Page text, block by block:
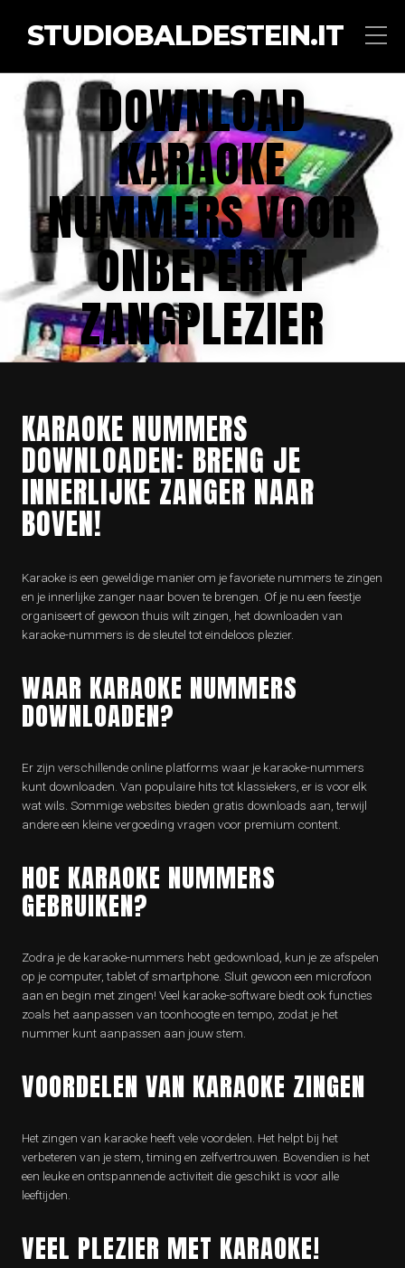
STUDIOBALDESTEIN.IT
DOWNLOAD
KARAOKE
NUMMERS VOOR
ONBEPERKT
ZANGPLEZIER
KARAOKE NUMMERS
DOWNLOADEN: BRENG JE
INNERLIJKE ZANGER NAAR
BOVEN!
Karaoke is een geweldige manier om je favoriete nummers te zingen
en je innerlijke zanger naar boven te brengen. Of je nu een feestje
organiseert of gewoon thuis wilt zingen, het downloaden van
karaoke-nummers is de sleutel tot eindeloos plezier.
WAAR KARAOKE NUMMERS
DOWNLOADEN?
Er zijn verschillende online platforms waar je karaoke-nummers
kunt downloaden. Van populaire hits tot klassiekers, er is voor elk
wat wils. Sommige websites bieden gratis downloads aan, terwijl
andere een kleine vergoeding vragen voor premium content.
HOE KARAOKE NUMMERS
GEBRUIKEN?
Zodra je de karaoke-nummers hebt gedownload, kun je ze afspelen
op je computer, tablet of smartphone. Sluit gewoon een microfoon
aan en begin met zingen! Veel karaoke-software biedt ook functies
zoals het aanpassen van toonhoogte en tempo, zodat je het
nummer kunt aanpassen aan jouw stem.
VOORDELEN VAN KARAOKE ZINGEN
Het zingen van karaoke heeft vele voordelen. Het helpt bij het
verbeteren van je stem, timing en zelfvertrouwen. Bovendien is het
een leuke en ontspannende activiteit die geschikt is voor alle
leeftijden.
VEEL PLEZIER MET KARAOKE!